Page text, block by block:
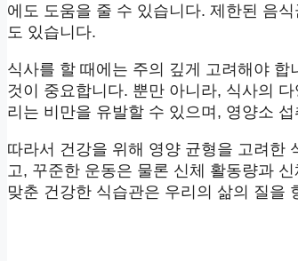
에도 도움을 줄 수 있습니다. 제한된 음
도 있습니다.
식사를 할 때에는 주의 깊게 고려해야
것이 중요합니다. 뿐만 아니라, 식사의
리는 비만을 유발할 수 있으며, 영양소
따라서 건강을 위해 영양 균형을 고려한
고, 꾸준한 운동은 물론 신체 활동량과
맞춘 건강한 식습관은 우리의 삶의 질을